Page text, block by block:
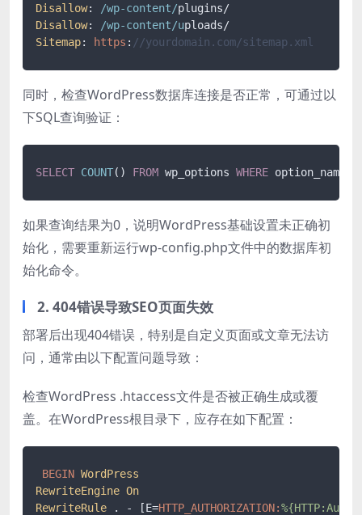
Disallow: /wp-content/
Disallow: /wp-content/u
Sitemap: https : //yourdomain.com/sitemap.xml
同时，检查WordPress数据库连接是否正常，可通过以
下SQL查询验证：
SELECT COUNT() FROM wp_options WHERE option_name
如果查询结果为0，说明WordPress基础设置未正确初
始化，需要重新运行wp-config.php文件中的数据库初
始化命令。
2. 404错误导致SEO页面失效
部署后出现404错误，特别是自定义页面或文章无法访
问，通常由以下配置问题导致：
检查WordPress .htaccess文件是否被正确生成或覆
盖。在WordPress根目录下，应存在如下配置：
BEGIN WordPress
RewriteEngine On
RewriteRule . - [E=HTTP_AUTHORIZATION: